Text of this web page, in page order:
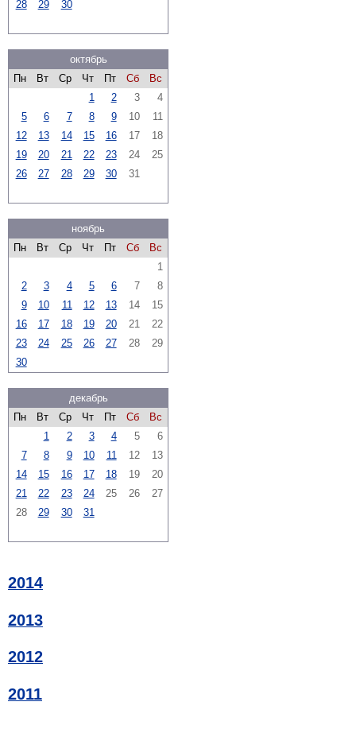
28 29 30
октябрь
Пн
Вт Ср Чт Пт Сб
Вс
1
2 3
4
5
6 7 8 9 10
11
12
13 14 15 16 17
18
19
20 21 22 23 24
25
26
27 28 29 30 31
ноябрь
Пн
Вт Ср Чт Пт Сб
Вс
1
2
3 4 5 6 7
8
9
10 11 12 13 14
15
16
17 18 19 20 21
22
23
24 25 26 27 28
29
30
декабрь
Пн
Вт Ср Чт Пт Сб
Вс
1
2 3 4 5
6
7
8 9 10 11 12
13
14
15 16 17 18 19
20
21
22 23 24 25 26
27
28
29 30 31
2014
2013
2012
2011